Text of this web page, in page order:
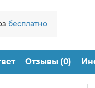
бесплатно
Отзывы (0)